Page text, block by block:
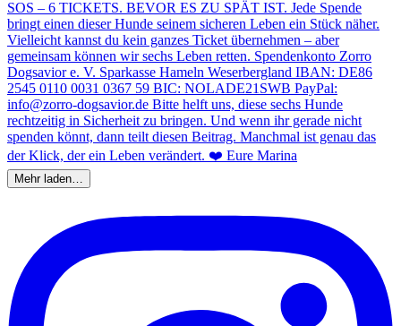
Mehr laden…